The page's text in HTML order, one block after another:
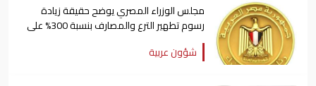
مجلس الوزراء المصري يوضح حقيقة زيادة
رسوم تطهير الترع والمصارف بنسبة 300% على
المزارعين
شؤون عربية